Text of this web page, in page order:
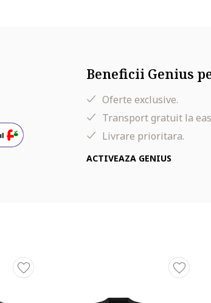
Beneficii Genius
Oferte exclusive.
Transport gratuit la
Livrare prioritara.
ACTIVEAZA GENIUS